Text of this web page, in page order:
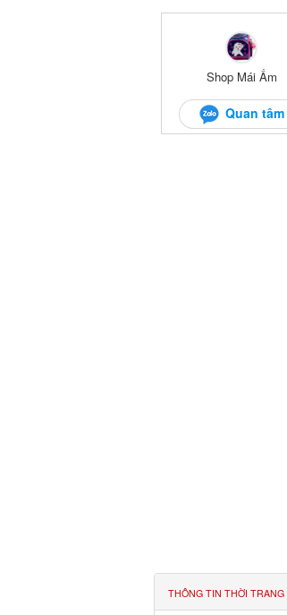
THÔNG TIN THỜI TRANG